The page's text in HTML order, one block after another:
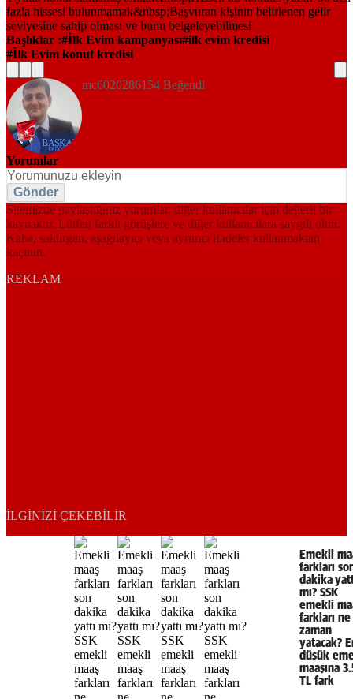
Başlıklar : İlk Evim kampanyası ilk evim kredisi
İlk Evim konut kredisi
mc6020286154 Beğendi
Yorumlar
Gönder
Sitemizde paylaştığınız yorumlar, diğer kullanıcılar için değerli bir
kaynaktır. Lütfen farklı görüşlere ve diğer kullanıcılara saygılı olun.
Kaba, saldırgan, aşağılayıcı veya ayrımcı ifadeler kullanmaktan
kaçının.
REKLAM
İLGINIZI ÇEKEBILIR
Emekli
farkları
dakika
mı? SSK
emekli
farkları ne
zaman
yatacak?
düşük
maaşına
TL fark